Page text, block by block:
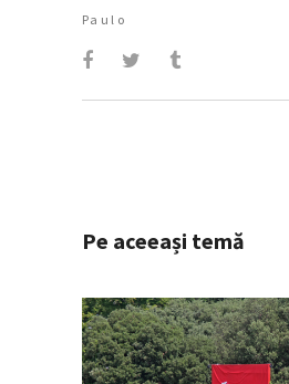
Paulo
Pe aceeași temă